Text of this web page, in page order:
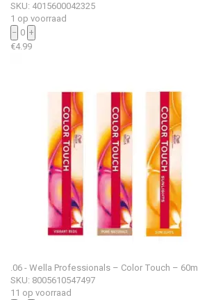
SKU: 4015600042325
1 op voorraad
− 0 +
€4.99
.06 - Wella Professionals – Color Touch – 60ml
SKU: 8005610547497
11 op voorraad